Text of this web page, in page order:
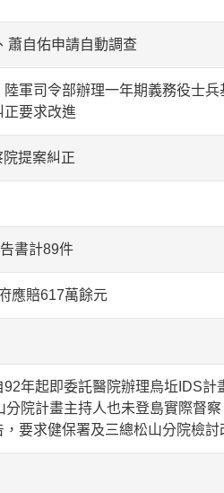
蕭自佑申請自動調查
軍司令部辦理一年期義務役士兵
正要求改進
提案糾正
書計89件
應賠617萬餘元
年起即委託醫院辦理烏坵IDS計
院計畫主持人也未登島實際督察
要求健保署及三總松山分院檢討